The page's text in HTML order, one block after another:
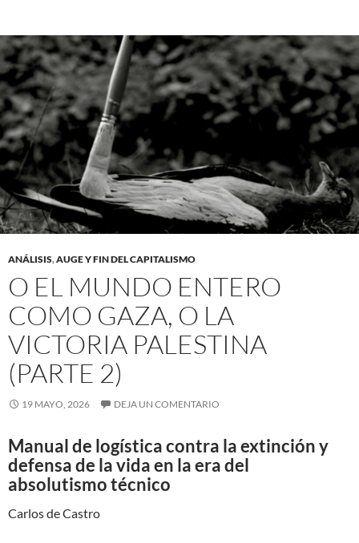
ANÁLISIS,AUGE Y FIN DEL CAPITALISMO
O EL MUNDO ENTERO
COMO GAZA, O LA
VICTORIA PALESTINA
(PARTE 2)
19 MAYO, 2026 DEJA UN COMENTARIO
Manual de logística contra la extinción y
defensa de la vida en la era del
absolutismo técnico
Carlos de Castro